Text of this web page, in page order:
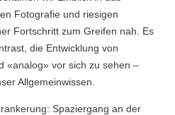
Fotografie und riesigen
Fortschritt zum Greifen nah. Es
die Entwicklung von
«analog» vor sich zu sehen –
Allgemeinwissen.
Spaziergang an der